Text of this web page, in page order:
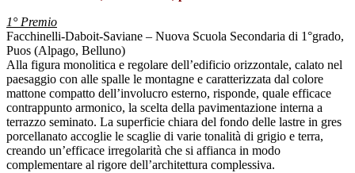
1° Premio
Facchinelli-Daboit-Saviane – Nuova Scuola Secondaria di 1°grado,
Puos (Alpago, Belluno)
Alla figura monolitica e regolare dell’edificio orizzontale, calato nel
paesaggio con alle spalle le montagne e caratterizzata dal colore
mattone compatto dell’involucro esterno, risponde, quale efficace
contrappunto armonico, la scelta della pavimentazione interna a
terrazzo seminato. La superficie chiara del fondo delle lastre in gres
porcellanato accoglie le scaglie di varie tonalità di grigio e terra,
creando un’efficace irregolarità che si affianca in modo
complementare al rigore dell’architettura complessiva.